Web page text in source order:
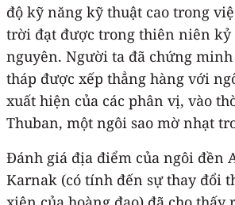
độ kỹ năng kỹ thuật cao trong
trời đạt được trong thiên niên kỷ
nguyên. Người ta đã chứng
tháp được xếp thẳng hàng với
xuất hiện của các phân vị, vào
Thuban, một ngôi sao mờ nhạt
Đánh giá địa điểm của ngôi đền
Karnak (có tính đến sự thay đổi